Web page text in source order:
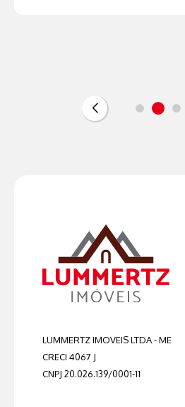
LUMMERTZ IMOVEIS LTDA - ME
CRECI 4067 J
CNPJ 20.026.139/0001-11